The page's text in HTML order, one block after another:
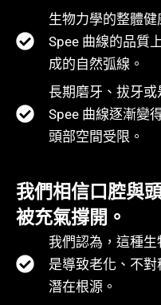
生物力學的整體
Spee 曲線的品質
成的自然弧線。
長期磨牙、拔牙
Spee 曲線逐漸變
頭部空間受限。
我們相信口腔與
被充氣撐開。
我們認為，這種
是導致老化、不
潛在根源。